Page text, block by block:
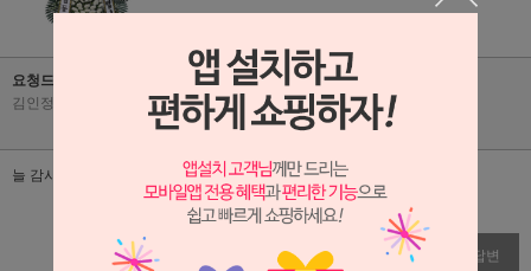
요청드렸던 문구대로 잘 준비해주셔서 감사합니다
김인정 2026-05-08 | 조회수 43
늘 감사합니다
수정 삭제 답변